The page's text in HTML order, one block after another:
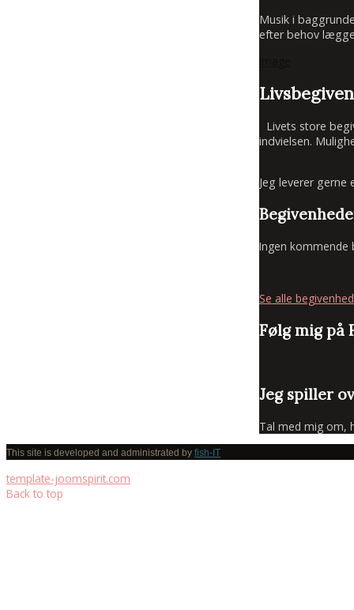
Musik i
efter behov
Livets store
indvielsen.
Jeg leverer
Ingen kommende
Se alle
Følg mig på
Jeg spiller
Tal med mig om,
This site is developed and administrated by fish-IT
template-joomspirit.com
Back to top